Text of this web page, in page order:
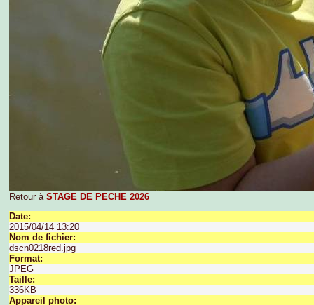
Retour à STAGE DE PECHE 2026
Date:
2015/04/14 13:20
Nom de fichier:
dscn0218red.jpg
Format:
JPEG
Taille:
336KB
Appareil photo: